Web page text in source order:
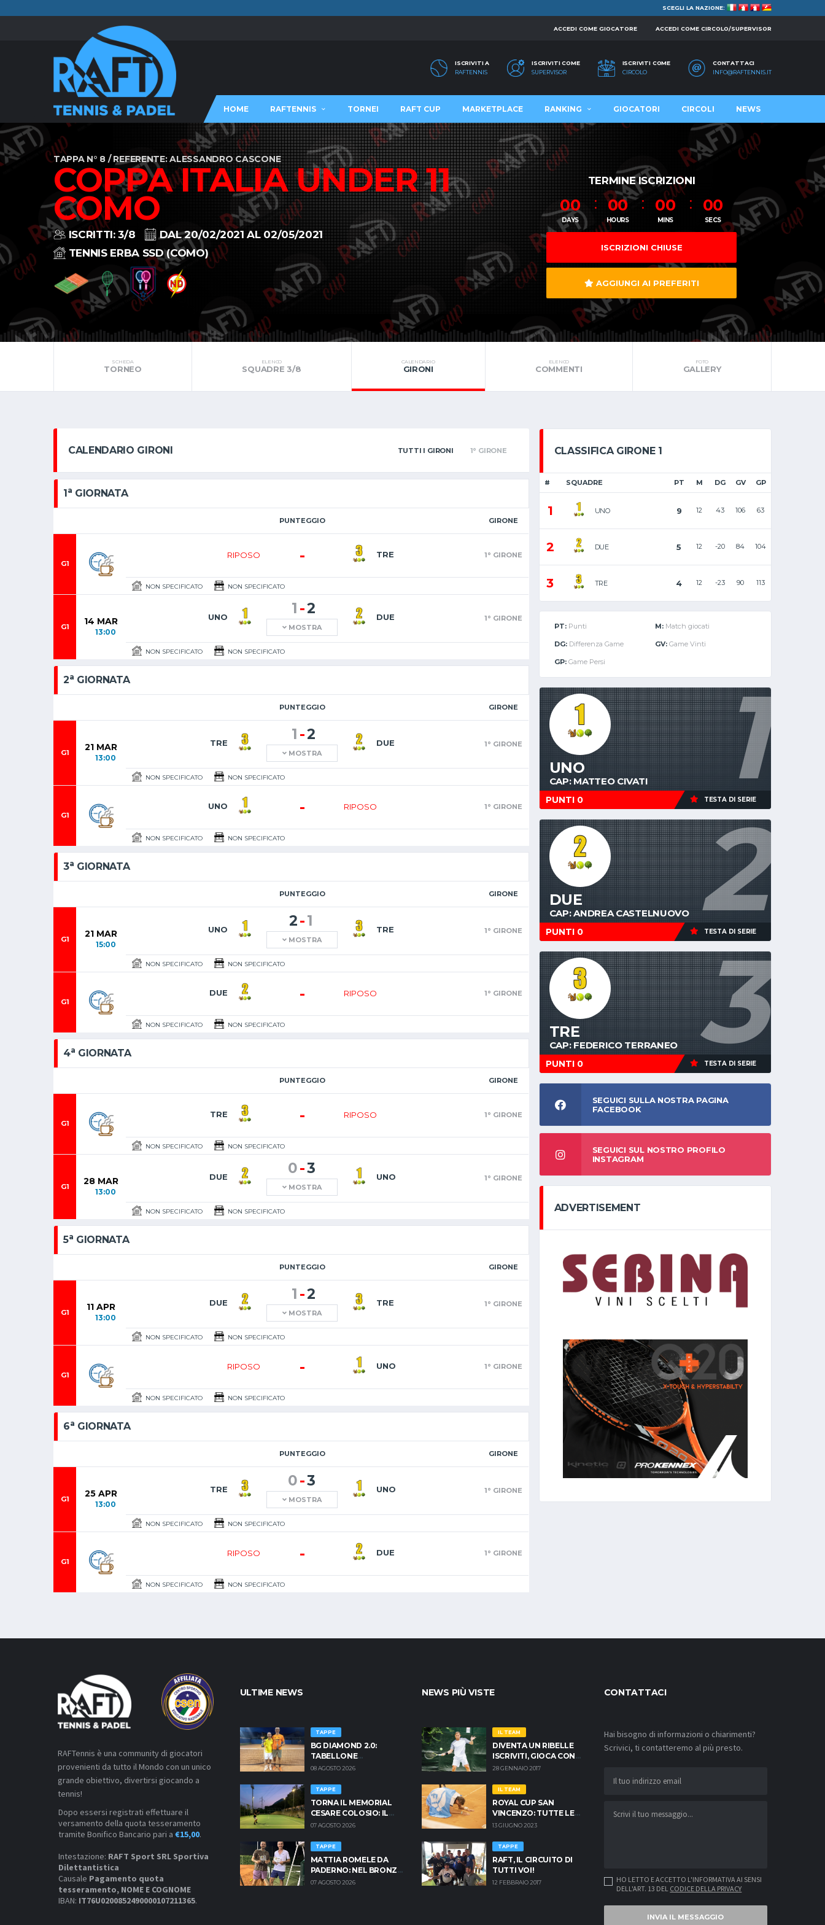
SCEGLI LA NAZIONE:
ACCEDI COME GIOCATORE ACCEDI COME CIRCOLO/SUPERVISOR
ISCRIVITI A
RAFTENNIS
ISCRIVITI COME
SUPERVISOR
ISCRIVITI COME
CIRCOLO
CONTATTACI
INFO@RAFTENNIS.IT
HOME RAFTENNIS TORNEI RAFT CUP MARKETPLACE RANKING GIOCATORI CIRCOLI NEWS
TAPPA N° 8 / REFERENTE: ALESSANDRO CASCONE
COPPA ITALIA UNDER 11
COMO
ISCRITTI: 3/8
DAL 20/02/2021 AL 02/05/2021
TENNIS ERBA SSD (COMO)
TERMINE ISCRIZIONI
00
DAYS
00
HOURS
00
MINS
00
SECS
ISCRIZIONI CHIUSE
AGGIUNGI AI PREFERITI
SCHEDA
TORNEO
ELENCO
SQUADRE 3/8
CALENDARIO
GIRONI
ELENCO
COMMENTI
FOTO
GALLERY
CALENDARIO GIRONI TUTTI I GIRONI 1° GIRONE
1a GIORNATA
PUNTEGGIO GIRONE
G1
RIPOSO - TRE 1° GIRONE
NON SPECIFICATO NON SPECIFICATO
G1 14 MAR
13:00
UNO 1 -2
MOSTRA
DUE 1° GIRONE
NON SPECIFICATO NON SPECIFICATO
2a GIORNATA
PUNTEGGIO GIRONE
G1 21 MAR
13:00
TRE 1 -2
MOSTRA
DUE 1° GIRONE
NON SPECIFICATO NON SPECIFICATO
G1
UNO - RIPOSO 1° GIRONE
NON SPECIFICATO NON SPECIFICATO
3a GIORNATA
PUNTEGGIO GIRONE
G1 21 MAR
15:00
UNO 2-1
MOSTRA
TRE 1° GIRONE
NON SPECIFICATO NON SPECIFICATO
G1
DUE - RIPOSO 1° GIRONE
NON SPECIFICATO NON SPECIFICATO
4a GIORNATA
PUNTEGGIO GIRONE
G1
TRE - RIPOSO 1° GIRONE
NON SPECIFICATO NON SPECIFICATO
G1 28 MAR
13:00
DUE 0-3
MOSTRA
UNO 1° GIRONE
NON SPECIFICATO NON SPECIFICATO
5a GIORNATA
PUNTEGGIO GIRONE
G1 11 APR
13:00
DUE 1 -2
MOSTRA
TRE 1° GIRONE
NON SPECIFICATO NON SPECIFICATO
G1
RIPOSO - UNO 1° GIRONE
NON SPECIFICATO NON SPECIFICATO
6a GIORNATA
PUNTEGGIO GIRONE
G1 25 APR
13:00
TRE 0-3
MOSTRA
UNO 1° GIRONE
NON SPECIFICATO NON SPECIFICATO
G1
RIPOSO - DUE 1° GIRONE
NON SPECIFICATO NON SPECIFICATO
CLASSIFICA GIRONE 1
# SQUADRE PT M DG GV GP
1 UNO 9 12 43 106 63
2 DUE 5 12 -20 84 104
3 TRE 4 12 -23 90 113
PT:Punti M: Match giocati
DG:Differenza Game GV: Game Vinti
GP:Game Persi
1
UNO
CAP: MATTEO CIVATI
PUNTI 0 TESTA DI SERIE
2
DUE
CAP: ANDREA CASTELNUOVO
PUNTI 0 TESTA DI SERIE
3
TRE
CAP: FEDERICO TERRANEO
PUNTI 0 TESTA DI SERIE
SEGUICI SULLA NOSTRA PAGINA
FACEBOOK
SEGUICI SUL NOSTRO PROFILO
INSTAGRAM
ADVERTISEMENT
RAFTennis è una community di giocatori
provenienti da tutto il Mondo con un unico
grande obiettivo, divertirsi giocando a
tennis!
Dopo essersi registrati effettuare il
versamento della quota tesseramento
tramite Bonifico Bancario pari a €15,00.
Intestazione: RAFT Sport SRL Sportiva
Dilettantistica
Causale Pagamento quota
tesseramento, NOME E COGNOME
IBAN: IT76U0200852490000107211365.
ULTIME NEWS
TAPPE
BG DIAMOND 2.0:
TABELLONE
DOMINATO NEL GRAN
08 AGOSTO 2026
TAPPE
TORNA IL MEMORIAL
CESARE COLOSIO: IL
RITORNO DOPO DUE
BRESCIA È PRONTA AD
INFIAMMARSI!
07 AGOSTO 2026
TAPPE
MATTIA ROMELE DA
PADERNO: NEL BRONZE
DELLE MEZZORE NON
07 AGOSTO 2026
NEWS PIÙ VISTE
IL TEAM
DIVENTA UN RIBELLE
ISCRIVITI, GIOCA CON
NOI! TORNEI & SFIDE!
28 GENNAIO 2017
IL TEAM
ROYAL CUP SAN
VINCENZO: TUTTE LE
INFO PER PRENOTARE
13 GIUGNO 2023
TAPPE
RAFT, IL CIRCUITO DI
TUTTI VOI!
12 FEBBRAIO 2017
CONTATTACI
Hai bisogno di informazioni o chiarimenti?
Scrivici, ti contatteremo al più presto.
HO LETTO E ACCETTO L'INFORMATIVA AI SENSI
DELL'ART. 13 DEL CODICE DELLA PRIVACY
INVIA IL MESSAGGIO